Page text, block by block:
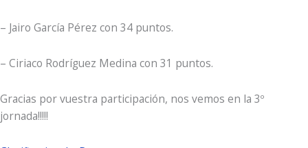
– Jairo García Pérez con 34 puntos.
– Ciriaco Rodríguez Medina con 31 puntos.
Gracias por vuestra participación, nos vemos en la 3º
jornada!!!!!